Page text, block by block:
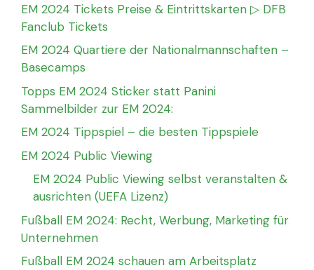
EM 2024 Tickets Preise & Eintrittskarten ▷ DFB
Fanclub Tickets
EM 2024 Quartiere der Nationalmannschaften –
Basecamps
Topps EM 2024 Sticker statt Panini
Sammelbilder zur EM 2024:
EM 2024 Tippspiel – die besten Tippspiele
EM 2024 Public Viewing
EM 2024 Public Viewing selbst veranstalten &
ausrichten (UEFA Lizenz)
Fußball EM 2024: Recht, Werbung, Marketing für
Unternehmen
Fußball EM 2024 schauen am Arbeitsplatz